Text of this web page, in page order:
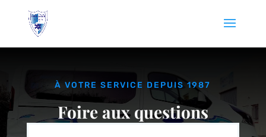
À VOTRE SERVICE DEPUIS 1987
Foire aux questions